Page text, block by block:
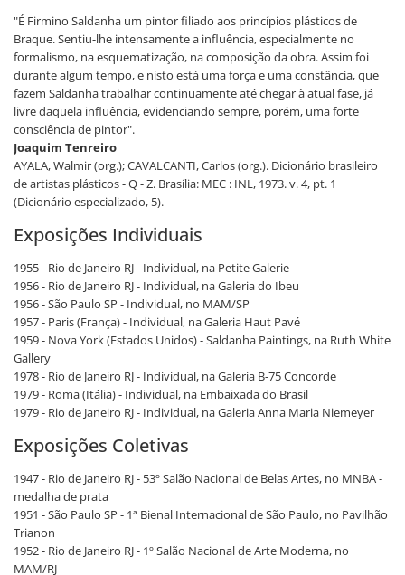
"É Firmino Saldanha um pintor filiado aos princípios plásticos de
Braque. Sentiu-lhe intensamente a influência, especialmente no
formalismo, na esquematização, na composição da obra. Assim foi
durante algum tempo, e nisto está uma força e uma constância, que
fazem Saldanha trabalhar continuamente até chegar à atual fase, já
livre daquela influência, evidenciando sempre, porém, uma forte
consciência de pintor".
Joaquim Tenreiro
AYALA, Walmir (org.); CAVALCANTI, Carlos (org.). Dicionário brasileiro
de artistas plásticos - Q - Z. Brasília: MEC : INL, 1973. v. 4, pt. 1
(Dicionário especializado, 5).
Exposições Individuais
1955 - Rio de Janeiro RJ - Individual, na Petite Galerie
1956 - Rio de Janeiro RJ - Individual, na Galeria do Ibeu
1956 - São Paulo SP - Individual, no MAM/SP
1957 - Paris (França) - Individual, na Galeria Haut Pavé
1959 - Nova York (Estados Unidos) - Saldanha Paintings, na Ruth White
Gallery
1978 - Rio de Janeiro RJ - Individual, na Galeria B-75 Concorde
1979 - Roma (Itália) - Individual, na Embaixada do Brasil
1979 - Rio de Janeiro RJ - Individual, na Galeria Anna Maria Niemeyer
Exposições Coletivas
1947 - Rio de Janeiro RJ - 53º Salão Nacional de Belas Artes, no MNBA -
medalha de prata
1951 - São Paulo SP - 1ª Bienal Internacional de São Paulo, no Pavilhão
Trianon
1952 - Rio de Janeiro RJ - 1º Salão Nacional de Arte Moderna, no
MAM/RJ